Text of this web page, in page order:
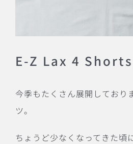
E-Z Lax 4 Shorts
今季もたくさん展開しており
ツ。
ちょうど少なくなってきた頃